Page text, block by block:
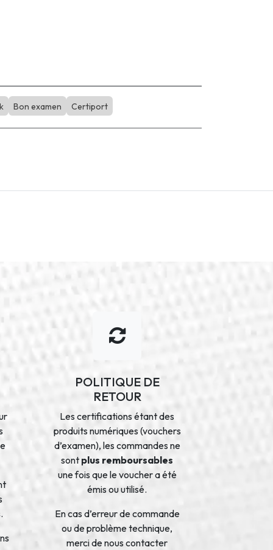
Bon examen Certiport
POLITIQUE DE
RETOUR
Les certifications étant des
produits numériques (vouchers
d’examen), les commandes ne
sont plus remboursables
une fois que le voucher a été
émis ou utilisé.
En cas d’erreur de commande
ou de problème technique,
merci de nous contacter